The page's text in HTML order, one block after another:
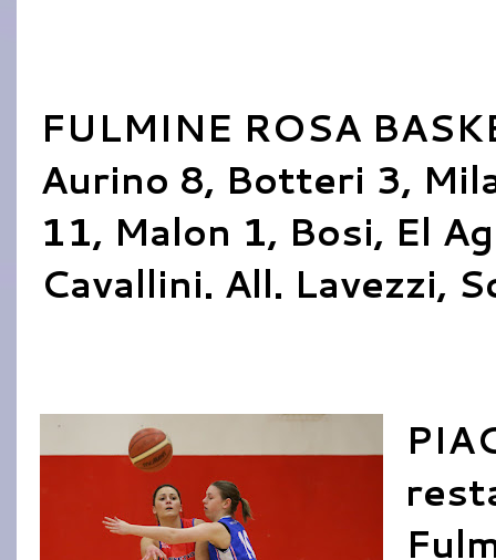
FULMINE ROSA
Aurino 8, Botteri 3,
11, Malon 1, Bosi, El
Cavallini. All. Lavezzi,